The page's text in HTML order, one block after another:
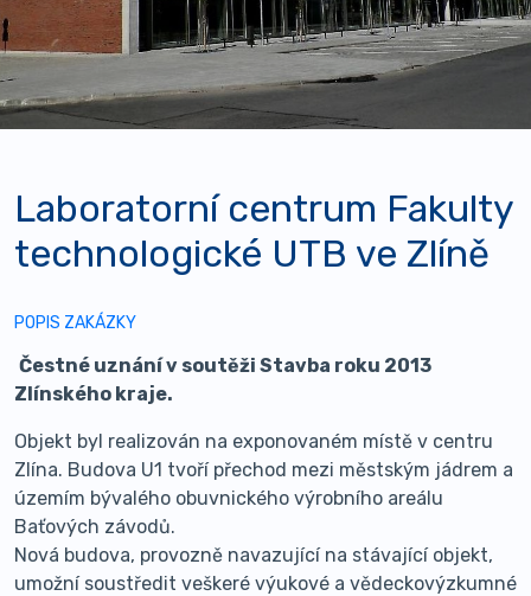
Laboratorní centrum Fakulty
technologické UTB ve Zlíně
POPIS ZAKÁZKY
Čestné uznání v soutěži Stavba roku 2013
Zlínského kraje.
Objekt byl realizován na exponovaném místě v centru
Zlína. Budova U1 tvoří přechod mezi městským jádrem a
územím bývalého obuvnického výrobního areálu
Baťových závodů.
Nová budova, provozně navazující na stávající objekt,
umožní soustředit veškeré výukové a vědeckovýzkumné